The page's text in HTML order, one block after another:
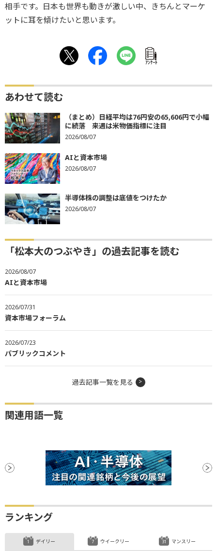
相手です。日本も世界も動きが激しい中、きちんとマーケ
ットに耳を傾けたいと思います。
ｱﾝｹｰﾄ
あわせて読む
（まとめ）日経平均は76円安の65,606円で小幅
に続落 来週は米物価指標に注目
2026/08/07
AIと資本市場
2026/08/07
半導体株の調整は底値をつけたか
2026/08/07
「松本大のつぶやき」の過去記事を読む
2026/08/07
AIと資本市場
2026/07/31
資本市場フォーラム
2026/07/23
パブリックコメント
過去記事一覧を見る
関連用語一覧
ランキング
デイリー ウイークリー マンスリー